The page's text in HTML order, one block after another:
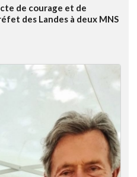
de courage et de
des Landes à deux MNS